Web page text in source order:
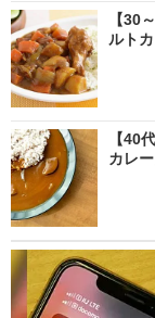
【30
ルト
【40
カレ